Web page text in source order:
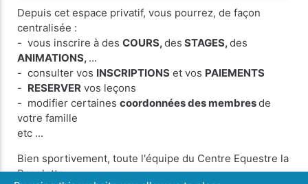
Depuis cet espace privatif, vous pourrez, de façon
centralisée :
- vous inscrire à des COURS,des STAGES,des
ANIMATIONS, ...
- consulter vos INSCRIPTIONS et vos PAIEMENTS
- RESERVER vos leçons
- modifier certaines coordonnées des membresde
votre famille
etc ...
Bien sportivement, toute l'équipe du Centre Equestre la
Papelotte.